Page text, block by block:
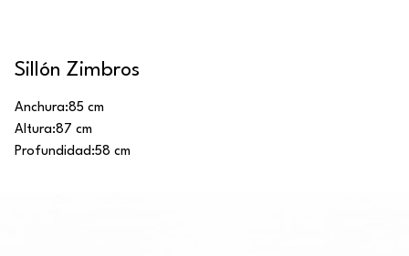
Sillón Zimbros
Anchura:85 cm
Altura:87 cm
Profundidad:58 cm